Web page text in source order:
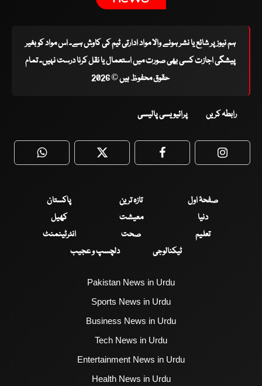
ہم نیوز پر شائع یا نشر ہونے والا مواد ادارتی ٹیم کی کاوش ہے۔ اس مواد کو بغیر
پیشگی اجازت کسی بھی صورت میں استعمال یا نقل کرنا درست نہیں۔ تمام
حقوق محفوظ ہیں © 2026
رابطہ کریں پرائیویسی پالیسی
WhatsApp Twitter Facebook
صفحۂ اول تازہ ترین
پاکستان
دنیا
معیشت
کھیل
تعلیم
صحت
انٹرٹینمنٹ
ٹیکنالوجی
دلچسپ و عجیب
Pakistan News in Urdu
Sports News in Urdu
Business News in Urdu
Tech News in Urdu
Entertainment News in Urdu
Health News in Urdu